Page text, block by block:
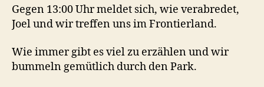
Gegen 13:00 Uhr meldet sich, wie verabredet,
Joel und wir treffen uns im Frontierland.
Wie immer gibt es viel zu erzählen und wir
bummeln gemütlich durch den Park.